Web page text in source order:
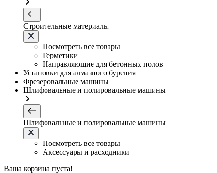
Строительные материалы
Посмотреть все товары
Герметики
Направляющие для бетонных полов
Установки для алмазного бурения
Фрезеровальные машины
Шлифовальные и полировальные машины
Шлифовальные и полировальные машины
Посмотреть все товары
Аксессуары и расходники
Ваша корзина пуста!